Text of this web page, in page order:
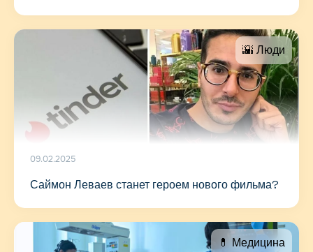
🌇 Люди
09.02.2025
Саймон Леваев станет героем нового фильма?
💊 Медицина